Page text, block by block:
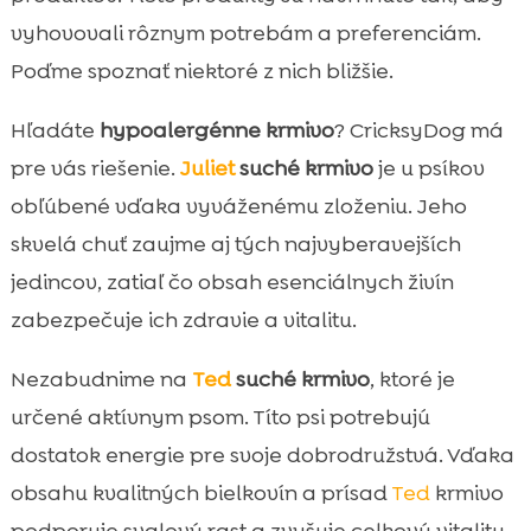
vyhovovali rôznym potrebám a preferenciám.
Poďme spoznať niektoré z nich bližšie.
Hľadáte hypoalergénne krmivo? CricksyDog má
pre vás riešenie. Julietsuché krmivoje u psíkov
obľúbené vďaka vyváženému zloženiu. Jeho
skvelá chuť zaujme aj tých najvyberavejších
jedincov, zatiaľ čo obsah esenciálnych živín
zabezpečuje ich zdravie a vitalitu.
Nezabudnime na Tedsuché krmivo, ktoré je
určené aktívnym psom. Títo psi potrebujú
dostatok energie pre svoje dobrodružstvá. Vďaka
obsahu kvalitných bielkovín a prísadTedkrmivo